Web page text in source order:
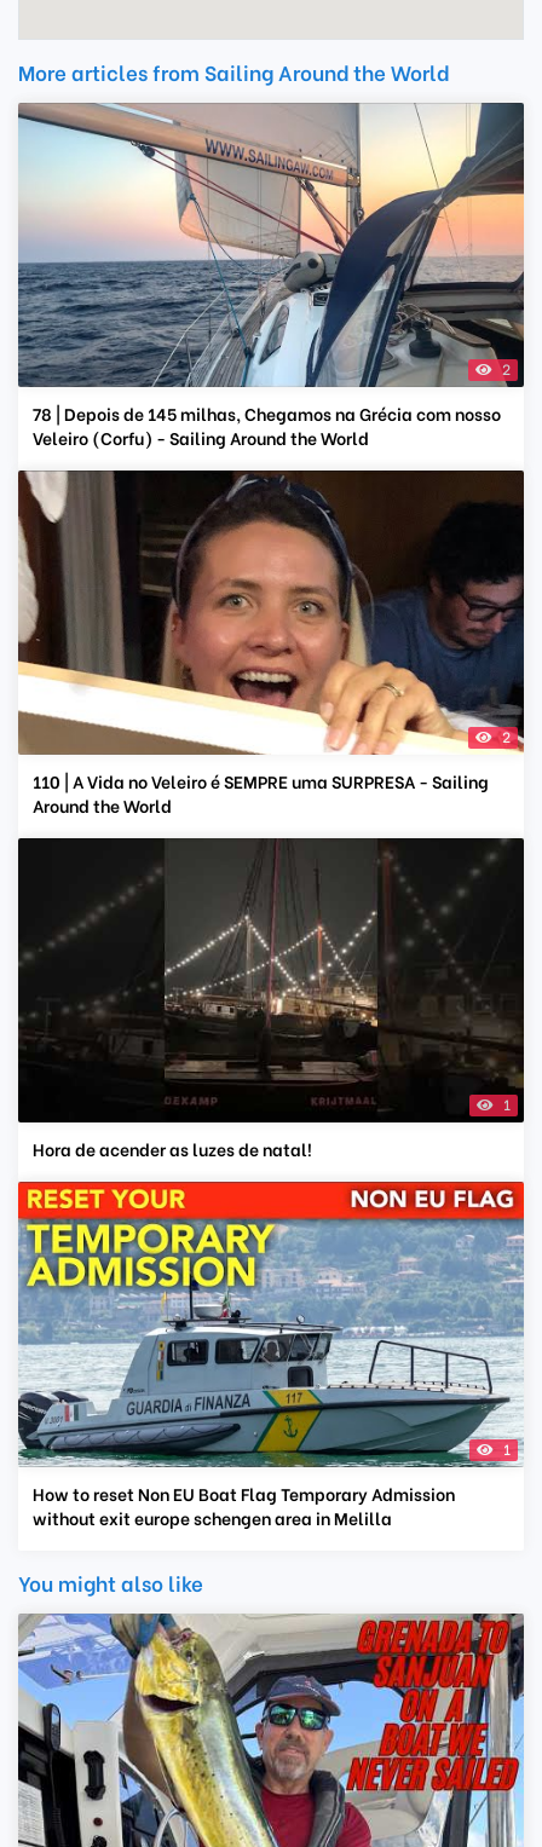
More articles from Sailing Around the World
2
78 | Depois de 145 milhas, Chegamos na Grécia com nosso
Veleiro (Corfu) - Sailing Around the World
2
110 | A Vida no Veleiro é SEMPRE uma SURPRESA - Sailing
Around the World
1
Hora de acender as luzes de natal!
1
How to reset Non EU Boat Flag Temporary Admission
without exit europe schengen area in Melilla
You might also like